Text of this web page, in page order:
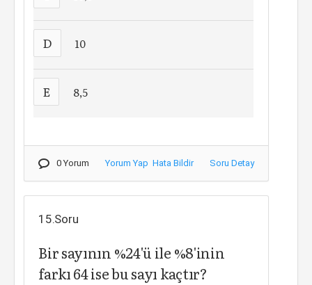
D 10
E 8,5
0 Yorum Yorum Yap Hata Bildir Soru Detay
15.Soru
Bir sayının %24'ü ile %8'inin
farkı 64 ise bu sayı kaçtır?